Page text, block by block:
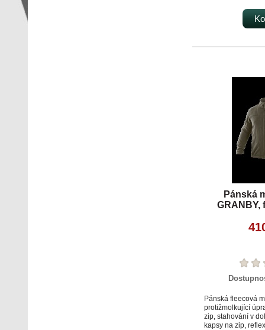
Pánská
GRANBY,
Pánská fleecová
protižmolkující
zip, stahování v
kapsy na zip,